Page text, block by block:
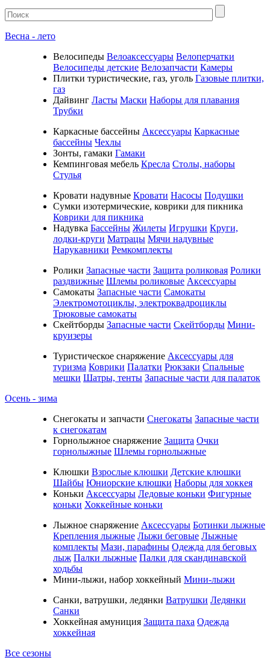
Весна - лето
Велосипеды Велоаксессуары Велоперчатки
Велосипеды детские Велозапчасти Камеры
Плитки туристические, газ, уголь Газовые плитки,
газ
Дайвинг Ласты Маски Наборы для плавания
Трубки
Каркасные бассейны Аксессуары Каркасные
бассейны Чехлы
Зонты, гамаки Гамаки
Кемпинговая мебель Кресла Столы, наборы
Стулья
Кровати надувные Кровати Насосы Подушки
Cумки изотермические, коврики для пикника
Коврики для пикника
Надувка Бассейны Жилеты Игрушки Круги,
лодки-круги Матрацы Мячи надувные
Нарукавники Ремкомплекты
Ролики Запасные части Защита роликовая Ролики
раздвижные Шлемы роликовые Аксессуары
Самокаты Запасные части Самокаты
Электромотоциклы, электроквадроциклы
Трюковые самокаты
Скейтборды Запасные части Скейтборды Мини-
круизеры
Туристическое снаряжение Аксессуары для
туризма Коврики Палатки Рюкзаки Спальные
мешки Шатры, тенты Запасные части для палаток
Осень - зима
Cнегокаты и запчасти Снегокаты Запасные части
к снегокатам
Горнолыжное снаряжение Защита Очки
горнолыжные Шлемы горнолыжные
Клюшки Взрослые клюшки Детские клюшки
Шайбы Юниорские клюшки Наборы для хоккея
Коньки Аксессуары Ледовые коньки Фигурные
коньки Хоккейные коньки
Лыжное снаряжение Аксессуары Ботинки лыжные
Крепления лыжные Лыжи беговые Лыжные
комплекты Мази, парафины Одежда для беговых
лыж Палки лыжные Палки для скандинавской
ходьбы
Мини-лыжи, набор хоккейный Мини-лыжи
Санки, ватрушки, ледянки Ватрушки Ледянки
Санки
Хоккейная амуниция Защита паха Одежда
хоккейная
Все сезоны